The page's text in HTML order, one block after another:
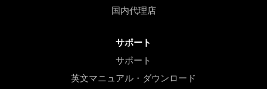
国内代理店
サポート
サポート
英文マニュアル・ダウンロード